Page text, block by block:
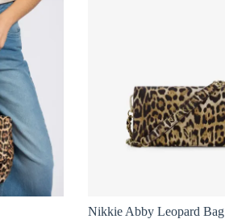
Nikkie Abby Leopard Bag